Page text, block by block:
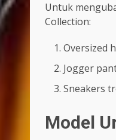
Untuk
Collection:
Oversized
Jogger
Sneakers
Model